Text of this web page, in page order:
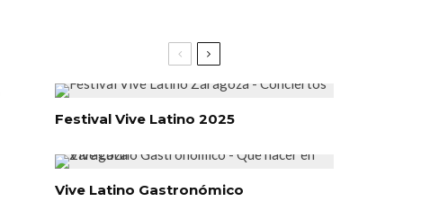
Festival Vive Latino 2025
Vive Latino Gastronómico